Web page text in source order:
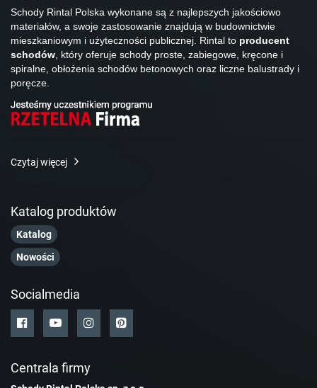
Schody Rintal Polska wykonane są z najlepszych jakościowo
materiałów, a swoje zastosowanie znajdują w budownictwie
mieszkaniowym i użyteczności publicznej. Rintal to producent
schodów, który oferuje schody proste, zabiegowe, kręcone i
spiralne, obłożenia schodów betonowych oraz liczne balustrady i
poręcze.
Czytaj więcej
Katalog produktów
Katalog
Nowości
Socialmedia
Centrala firmy